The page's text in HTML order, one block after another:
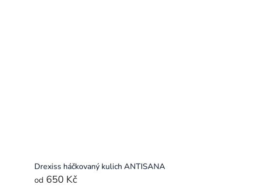
Drexiss háčkovaný kulich ANTISANA
od 650 Kč